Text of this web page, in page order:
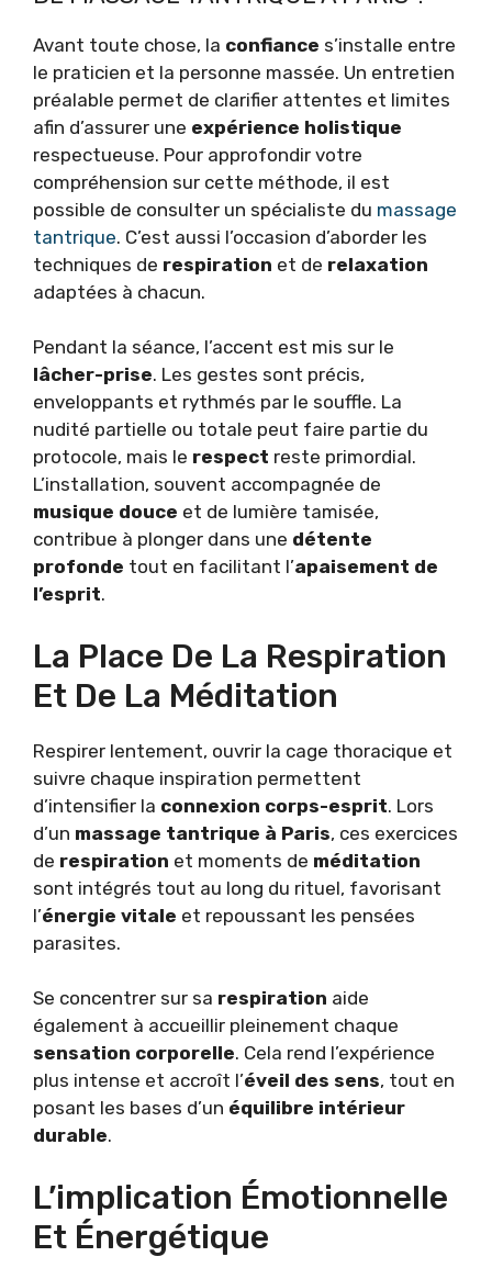
Avant toute chose, la confiance s’installe entre
le praticien et la personne massée. Un entretien
préalable permet de clarifier attentes et limites
afin d’assurer une expérience holistique
respectueuse. Pour approfondir votre
compréhension sur cette méthode, il est
possible de consulter un spécialiste du massage
tantrique. C’est aussi l’occasion d’aborder les
techniques de respiration et de relaxation
adaptées à chacun.
Pendant la séance, l’accent est mis sur le
lâcher-prise. Les gestes sont précis,
enveloppants et rythmés par le souffle. La
nudité partielle ou totale peut faire partie du
protocole, mais le respect reste primordial.
L’installation, souvent accompagnée de
musique douce et de lumière tamisée,
contribue à plonger dans une détente
profonde tout en facilitant l’apaisement de
l’esprit.
La Place De La Respiration
Et De La Méditation
Respirer lentement, ouvrir la cage thoracique et
suivre chaque inspiration permettent
d’intensifier la connexion corps-esprit. Lors
d’un massage tantrique à Paris, ces exercices
de respiration et moments de méditation
sont intégrés tout au long du rituel, favorisant
l’énergie vitale et repoussant les pensées
parasites.
Se concentrer sur sa respiration aide
également à accueillir pleinement chaque
sensation corporelle. Cela rend l’expérience
plus intense et accroît l’éveil des sens, tout en
posant les bases d’un équilibre intérieur
durable.
L’implication Émotionnelle
Et Énergétique